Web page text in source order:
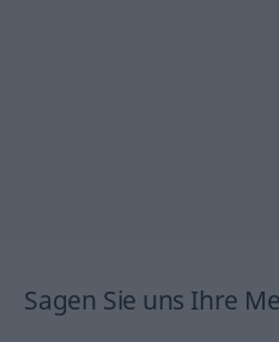
Sagen Sie uns Ihre